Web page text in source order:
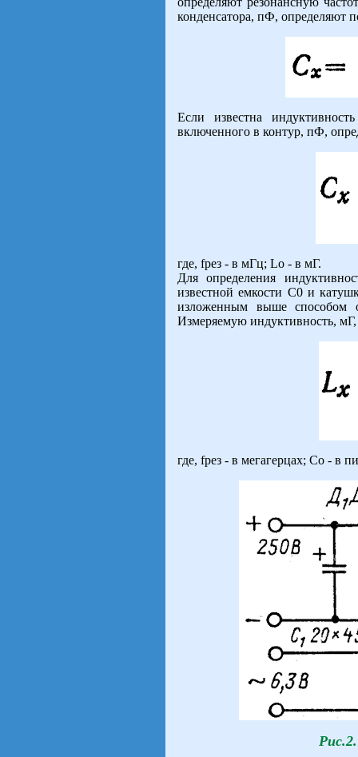
конденсатора, пФ, определяют
Если известна
включенного в контур, пФ,
где, fрез - в мГц; Lо - в мГ.
Для определения
известной емкости С0 и
изложенным выше способом
Измеряемую индуктивность,
где, fрез - в мегагерцах; Со - в